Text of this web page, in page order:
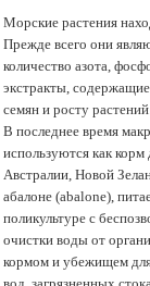
Морские растения
Прежде всего они
количество азота,
экстракты,
семян и росту
В последнее время
используются как
Австралии, Новой
абалоне (abalone),
поликультуре с
очистки воды от
кормом и убежищем